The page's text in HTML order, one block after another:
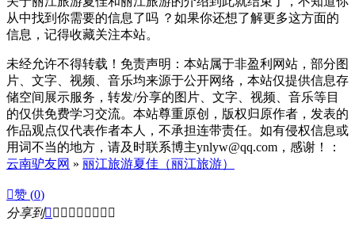
从中找到你需要的信息了吗 ？如果你还想了解更多这方面的
信息，记得收藏关注本站。
未经允许不得转载！免责声明：本站属于非盈利网站，部分图
片、文字、视频、音乐均来源于公开网络，本站仅提供信息存
储空间展示服务，转发/分享的图片、文字、视频、音乐等目
的仅供免费学习交流。本站尊重原创，版权归原作者，发表的
作品观点仅代表作者本人，不承担连带责任。如有侵权信息或
用词不当的地方，请及时联系博主ynlyw@qq.com，感谢！：
云南驴友网 » 丽江旅游夏佳（丽江旅游）
赞 (0)
分享到        